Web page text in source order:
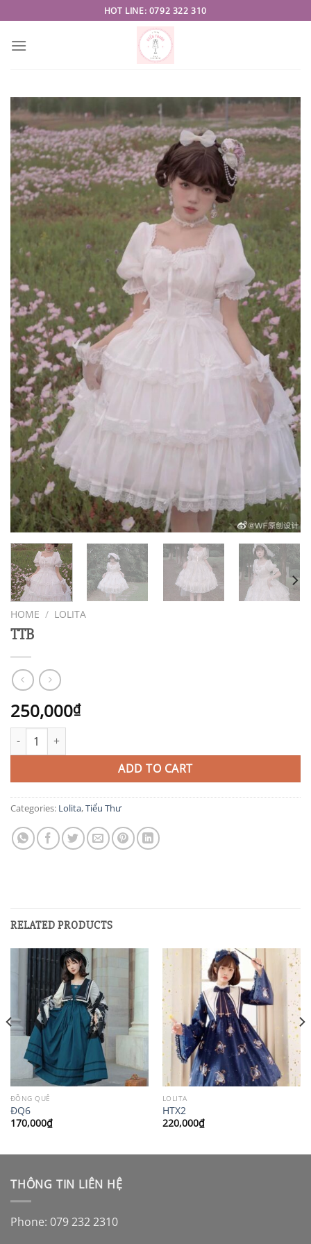
to
content
HOT LINE: 0792 322 310
HOME / LOLITA
TTB
250,000₫
TTB quantity
ADD TO CART
Categories: Lolita,Tiểu Thư
RELATED PRODUCTS
ĐỒNG QUÊ
ĐQ6
170,000₫
LOLITA
HTX2
220,000₫
THÔNG TIN LIÊN HỆ
Phone: 079 232 2310